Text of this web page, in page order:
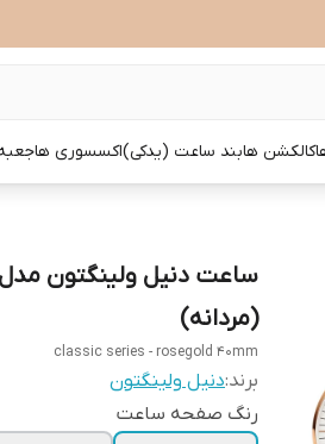
کالکشن هابند ساعت (یدکی)اکسسوری ها
(مردانه)
classic series - rosegold 40mm
برند:دنیل ولینگتون
رنگ صفحه ساعت